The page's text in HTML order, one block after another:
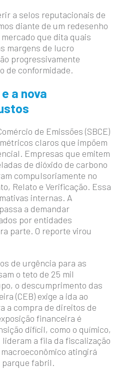
a selos reputacionais de
diante de um redesenho
que dita quais
margens de lucro
progressivamente
de conformidade.
a nova
de Emissões (SBCE)
claros que impõem
Empresas que emitem
de dióxido de carbono
compulsoriamente no
Relato e Verificação. Essa
internas. A
a demandar
por entidades
parte. O reporte virou
de urgência para as
o teto de 25 mil
o descumprimento das
(CEB) exige a ida ao
a compra de direitos de
financeira é
difícil, como o químico,
a fila da fiscalização
atingirá
parque fabril.